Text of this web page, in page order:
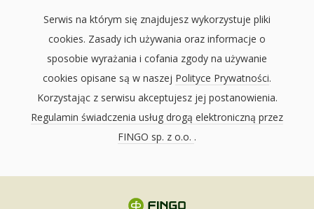
Serwis na którym się znajdujesz wykorzystuje pliki
cookies. Zasady ich używania oraz informacje o
sposobie wyrażania i cofania zgody na używanie
cookies opisane są w naszej Polityce Prywatności.
Korzystając z serwisu akceptujesz jej postanowienia.
Regulamin świadczenia usług drogą elektroniczną przez
FINGO sp. z o.o. .